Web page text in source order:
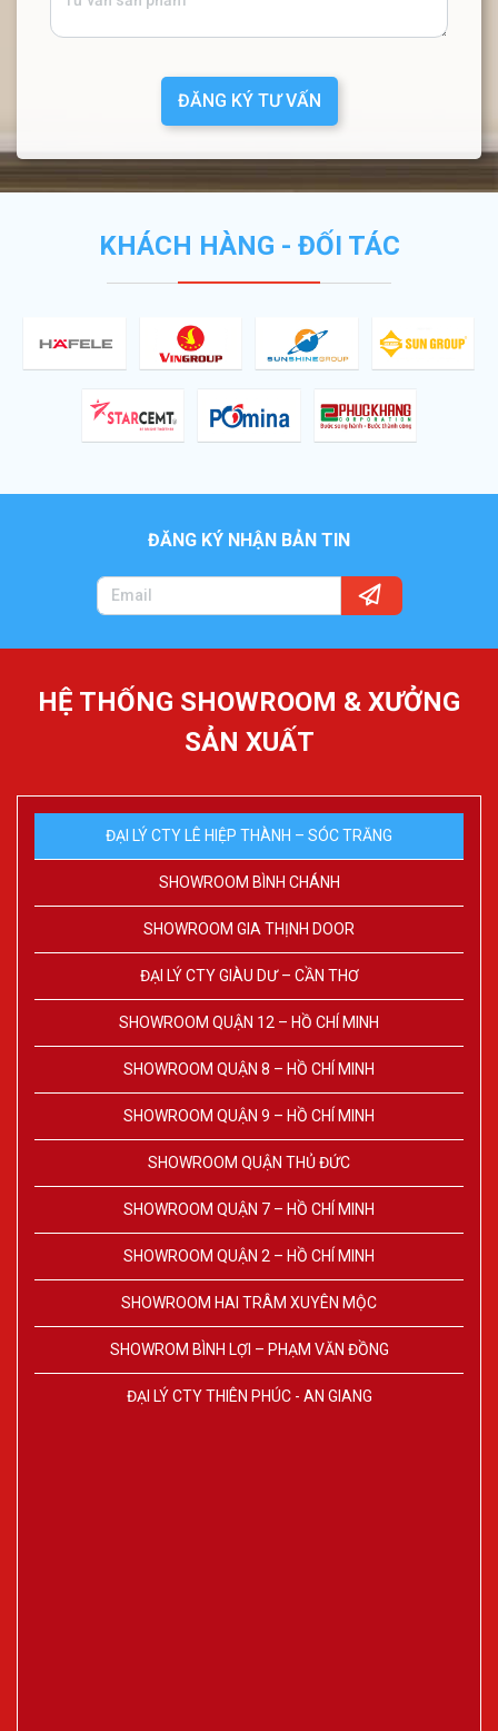
ĐĂNG KÝ TƯ VẤN
KHÁCH HÀNG - ĐỐI TÁC
ĐĂNG KÝ NHẬN BẢN TIN
HỆ THỐNG SHOWROOM & XƯỞNG
SẢN XUẤT
ĐẠI LÝ CTY LÊ HIỆP THÀNH – SÓC TRĂNG
SHOWROOM BÌNH CHÁNH
SHOWROOM GIA THỊNH DOOR
ĐẠI LÝ CTY GIÀU DƯ – CẦN THƠ
SHOWROOM QUẬN 12 – HỒ CHÍ MINH
SHOWROOM QUẬN 8 – HỒ CHÍ MINH
SHOWROOM QUẬN 9 – HỒ CHÍ MINH
SHOWROOM QUẬN THỦ ĐỨC
SHOWROOM QUẬN 7 – HỒ CHÍ MINH
SHOWROOM QUẬN 2 – HỒ CHÍ MINH
SHOWROOM HAI TRÂM XUYÊN MỘC
SHOWROM BÌNH LỢI – PHẠM VĂN ĐỒNG
ĐẠI LÝ CTY THIÊN PHÚC - AN GIANG